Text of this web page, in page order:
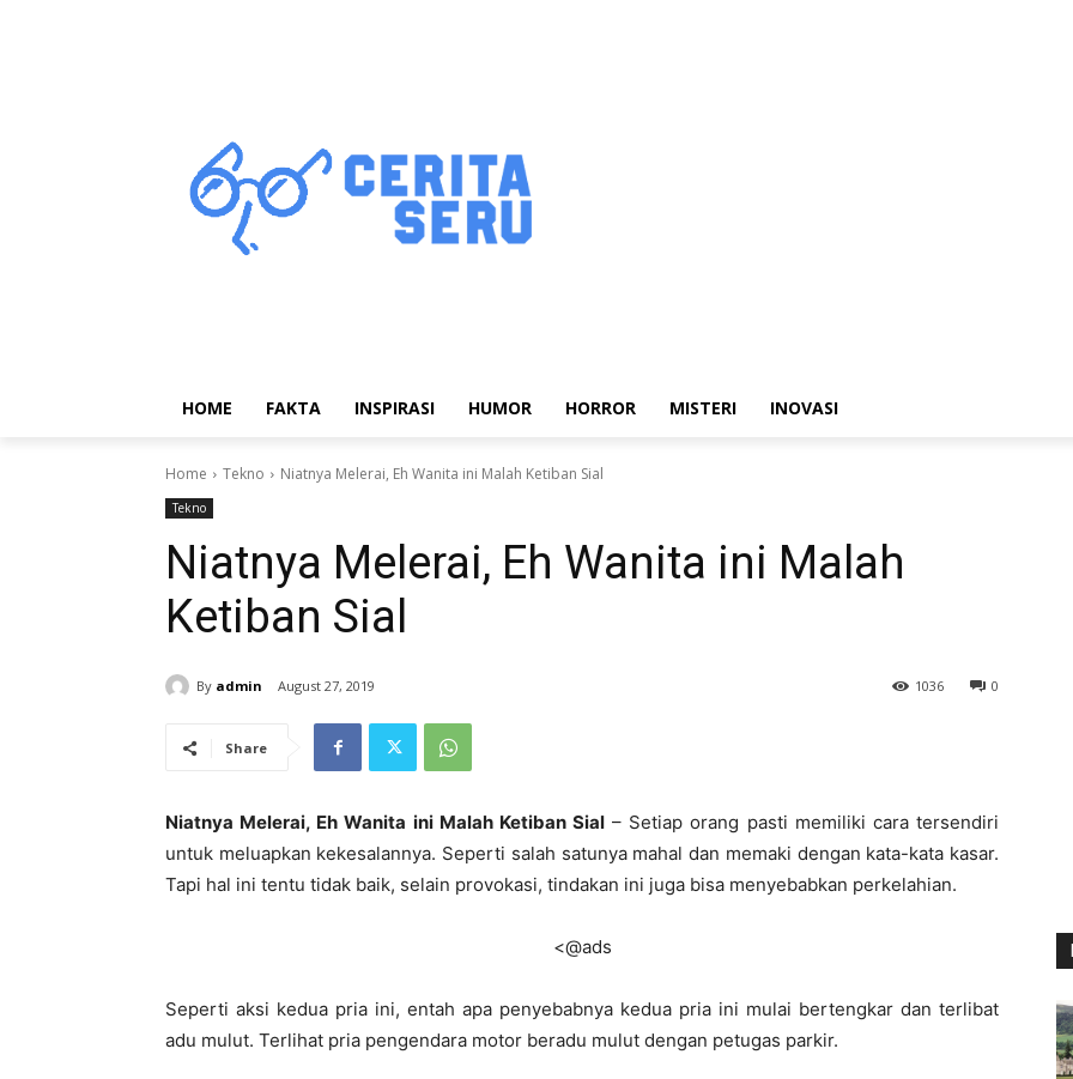
HOME FAKTA INSPIRASI HUMOR HORROR MISTERI INOVASI
Home Tekno Niatnya Melerai, Eh Wanita ini Malah Ketiban Sial
Tekno
Niatnya Melerai, Eh Wanita ini Malah
Ketiban Sial
By admin August 27, 2019 0
1036
Share
Niatnya Melerai, Eh Wanita ini Malah Ketiban Sial – Setiap orang pasti memiliki cara tersendiri
untuk meluapkan kekesalannya. Seperti salah satunya mahal dan memaki dengan kata-kata kasar.
Tapi hal ini tentu tidak baik, selain provokasi, tindakan ini juga bisa menyebabkan perkelahian.
<@ads
Seperti aksi kedua pria ini, entah apa penyebabnya kedua pria ini mulai bertengkar dan terlibat
adu mulut. Terlihat pria pengendara motor beradu mulut dengan petugas parkir.